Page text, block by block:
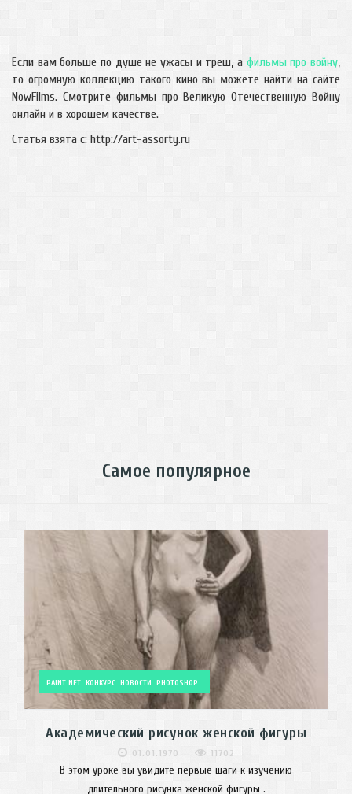
Если вам больше по душе не ужасы и треш, а фильмы про войну
то огромную коллекцию такого кино вы можете найти на сайте
NowFilms. Смотрите фильмы про Великую Отечественную Войну
онлайн и в хорошем качестве.
Статья взята с: http://art-assorty.ru
Самое популярное
PAINT.NET КОНКУРС НОВОСТИ PHOTOSHOP
Академический рисунок женской фигуры
01.01.1970 11702
В этом уроке вы увидите первые шаги к изучению
длительного рисунка женской фигуры .